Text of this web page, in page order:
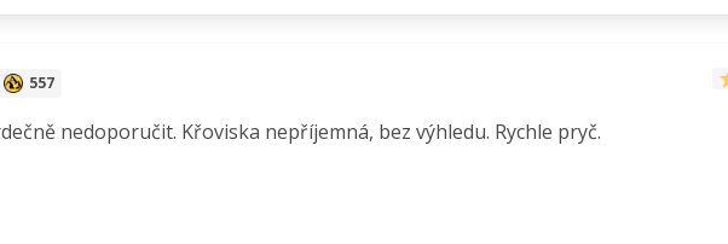
557
nedoporučit. Křoviska nepříjemná, bez výhledu. Rychle pryč.